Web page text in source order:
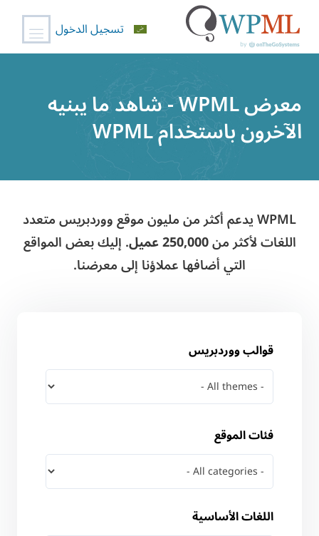
المحتوى
تسجيل الدخول
معرض WPML - شاهد ما يبنيه
الآخرون باستخدام WPML
WPML يدعم أكثر من مليون موقع ووردبريس متعدد
اللغات لأكثر من250,000 عميل
. إليك بعض المواقع
التي أضافها عملاؤنا إلى معرضنا.
قوالب ووردبريس
فئات الموقع
اللغات الأساسية